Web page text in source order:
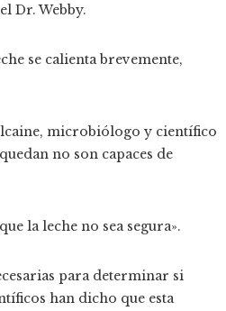
Dr. Webby.
se calienta brevemente,
microbiólogo y científico
no son capaces de
la leche no sea segura».
para determinar si
han dicho que esta